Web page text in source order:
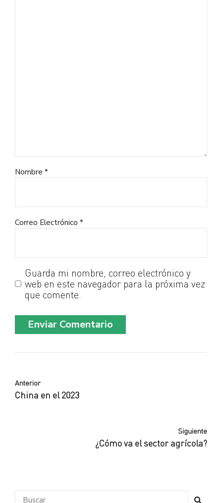
Nombre *
Correo Electrónico *
Guarda mi nombre, correo electrónico y
web en este navegador para la próxima vez
que comente.
Enviar Comentario
Anterior
China en el 2023
Siguiente
¿Cómo va el sector agrícola?